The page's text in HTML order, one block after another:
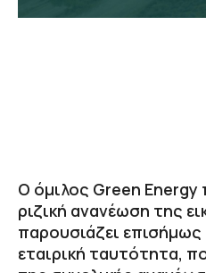
Ο όμιλος Green Energy
ριζική ανανέωση της
παρουσιάζει
εταιρική ταυτότητα,